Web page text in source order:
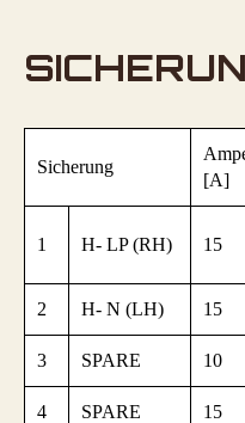
Sicherung
[A]
1 H- LP (RH) 15
2 H- N (LH) 15
3 SPARE 10
4 SPARE 15